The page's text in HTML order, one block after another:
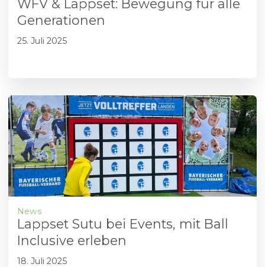
WFV & Lappset: Bewegung für alle
Generationen
25. Juli 2025
News
Lappset Sutu bei Events, mit Ball
Inclusive erleben
18. Juli 2025